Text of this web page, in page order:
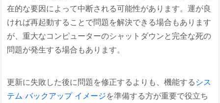
在的な要因によって中断される可能性があります。運が良
ければ再起動することで問題を解決できる場合もあります
が、重大なコンピューターのシャットダウンと完全な死の
問題が発生する場合もあります。
更新に失敗した後に問題を修正するよりも、機能する シス
テム バックアップ イメージを準備する方が重要で役立ち